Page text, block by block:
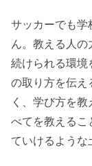
サッカーでも学
ん。教える人の
続けられる環境
の取り方を伝え
く、学び方を
べてを教えるこ
ていけるような